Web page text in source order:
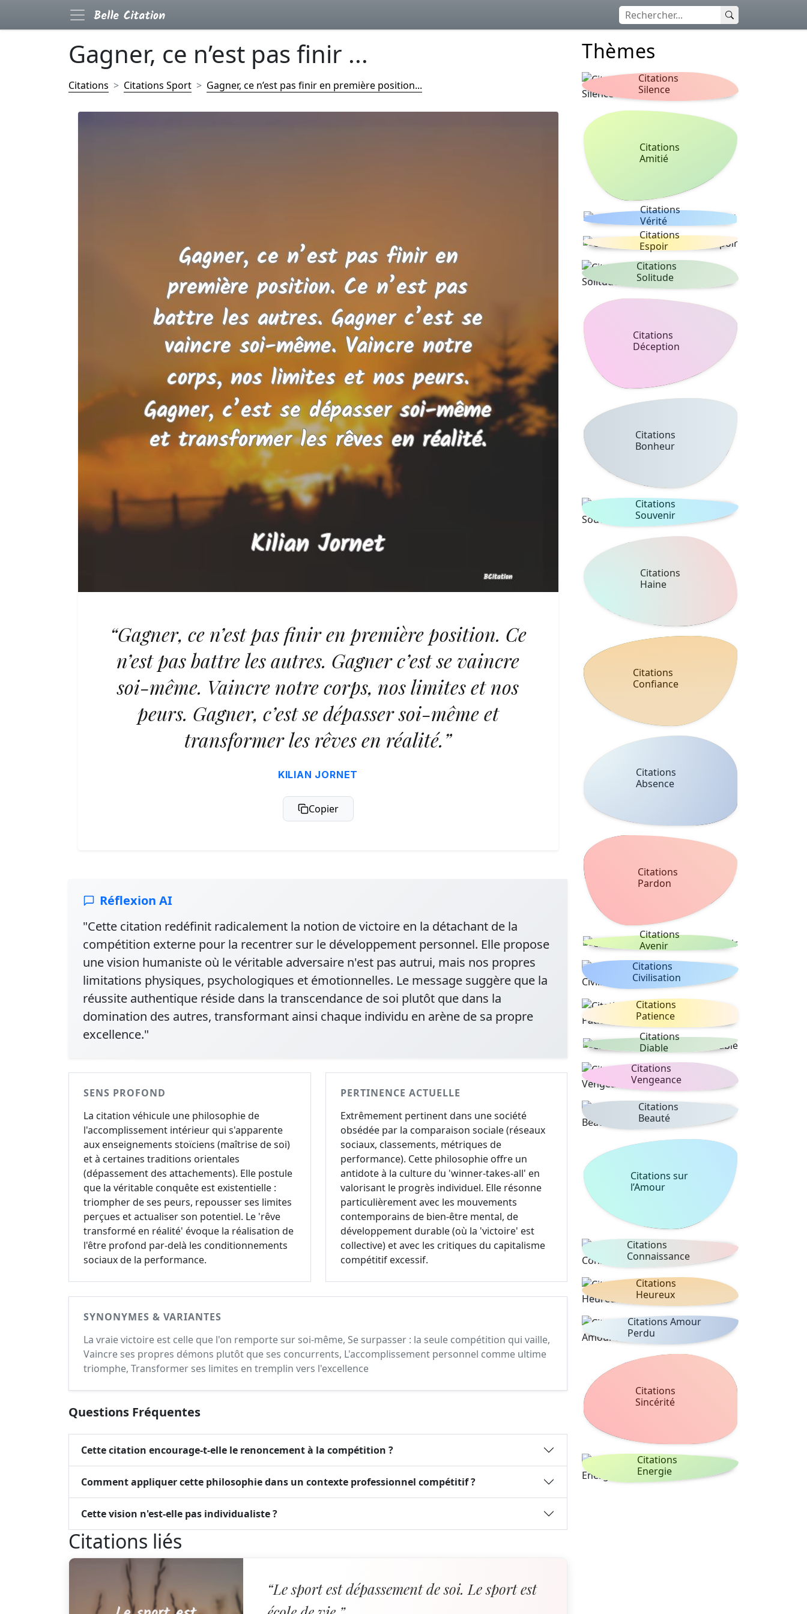
Gagner, ce n’est pas finir ...
Citations Citations Sport Gagner, ce n’est pas finir en première position...
“Gagner, ce n’est pas finir en première position. Ce
n’est pas battre les autres. Gagner c’est se vaincre
soi-même. Vaincre notre corps, nos limites et nos
peurs. Gagner, c’est se dépasser soi-même et
transformer les rêves en réalité.”
KILIAN JORNET
Copier
Réflexion AI
"Cette citation redéfinit radicalement la notion de victoire en la détachant de la
compétition externe pour la recentrer sur le développement personnel. Elle propose
une vision humaniste où le véritable adversaire n'est pas autrui, mais nos propres
limitations physiques, psychologiques et émotionnelles. Le message suggère que la
réussite authentique réside dans la transcendance de soi plutôt que dans la
domination des autres, transformant ainsi chaque individu en arène de sa propre
excellence."
SENS PROFOND
La citation véhicule une philosophie de
l'accomplissement intérieur qui s'apparente
aux enseignements stoïciens (maîtrise de soi)
et à certaines traditions orientales
(dépassement des attachements). Elle postule
que la véritable conquête est existentielle :
triompher de ses peurs, repousser ses limites
perçues et actualiser son potentiel. Le 'rêve
transformé en réalité' évoque la réalisation de
l'être profond par-delà les conditionnements
sociaux de la performance.
PERTINENCE ACTUELLE
Extrêmement pertinent dans une société
obsédée par la comparaison sociale (réseaux
sociaux, classements, métriques de
performance). Cette philosophie offre un
antidote à la culture du 'winner-takes-all' en
valorisant le progrès individuel. Elle résonne
particulièrement avec les mouvements
contemporains de bien-être mental, de
développement durable (où la 'victoire' est
collective) et avec les critiques du capitalisme
compétitif excessif.
SYNONYMES & VARIANTES
La vraie victoire est celle que l'on remporte sur soi-même, Se surpasser : la seule compétition qui vaille,
Vaincre ses propres démons plutôt que ses concurrents, L'accomplissement personnel comme ultime
triomphe, Transformer ses limites en tremplin vers l'excellence
Questions Fréquentes
Cette citation encourage-t-elle le renoncement à la compétition ?
Comment appliquer cette philosophie dans un contexte professionnel compétitif ?
Cette vision n'est-elle pas individualiste ?
Citations liés
“Le sport est dépassement de soi. Le sport est
Thèmes
Citations
Silence
Citations
Amitié
Citations
Vérité
Citations
Espoir
Citations
Solitude
Citations
Déception
Citations
Bonheur
Citations
Souvenir
Citations
Haine
Citations
Confiance
Citations
Absence
Citations
Pardon
Citations
Avenir
Citations
Civilisation
Citations
Patience
Citations
Diable
Citations
Vengeance
Citations
Beauté
Citations sur
l’Amour
Citations
Connaissance
Citations
Heureux
Citations Amour
Perdu
Citations
Sincérité
Citations
Energie